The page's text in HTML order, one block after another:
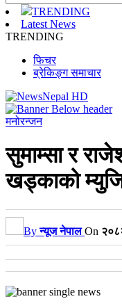
TRENDING
Latest News
TRENDING
फिचर
ब्रेकिङ्ग समाचार
मनोरन्जन
सुमाम्सा र
खड्काको
Byन्यूज नेपाल On